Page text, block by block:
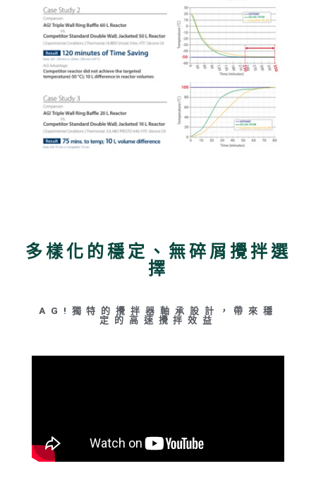
多樣化的穩定、無碎屑攪拌選
擇
AG!獨特的攪拌器軸承設計，帶來穩
定的高速攪拌效益